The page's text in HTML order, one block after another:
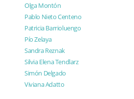
Olga Montón
Pablo Nieto Centeno
Patricia Barrioluengo
Pío Zelaya
Sandra Reznak
Silvia Elena Tendlarz
Simón Delgado
Viviana Adatto